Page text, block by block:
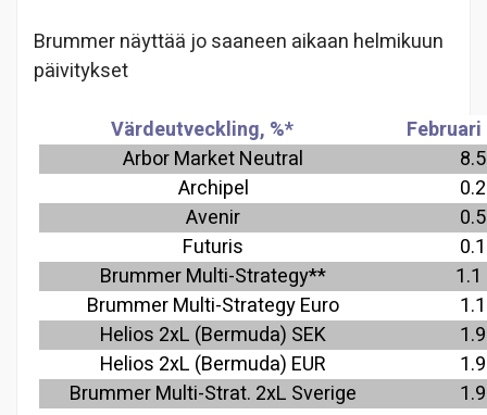
Brummer näyttää jo saaneen aikaan helmikuun
päivitykset
Värdeutveckling, %*
Februari
Arbor Market Neutral
8.5
Archipel
0.2
Avenir
0.5
Futuris
0.1
Brummer Multi-Strategy**
1.1
Brummer Multi-Strategy Euro
1.1
Helios 2xL (Bermuda) SEK
1.9
Helios 2xL (Bermuda) EUR
1.9
Brummer Multi-Strat. 2xL Sverige
1.9